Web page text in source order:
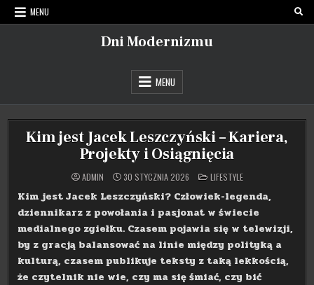
Skip
to
MENU
Dni Modernizmu
MENU
Kim jest Jacek Leszczyński – Kariera,
Projekty i Osiągnięcia
ADMIN 30 STYCZNIA 2026 POSTED
IN
LIFESTYLE
Kim jest Jacek Leszczyński? Człowiek-legenda,
dziennikarz z powołania i pasjonat w świecie
medialnego zgiełku. Czasem pojawia się w telewizji,
by z gracją balansować na linie między polityką a
kulturą, czasem publikuje teksty z taką lekkością,
że czytelnik nie wie, czy ma się śmiać, czy bić